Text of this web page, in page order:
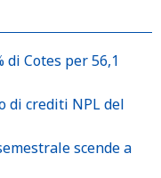
Cotes per 56,1
di crediti NPL del
scende a